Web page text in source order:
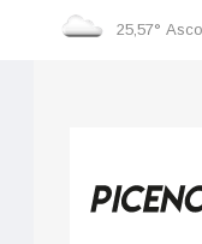
25,57°
Incidente nella zona industriale,